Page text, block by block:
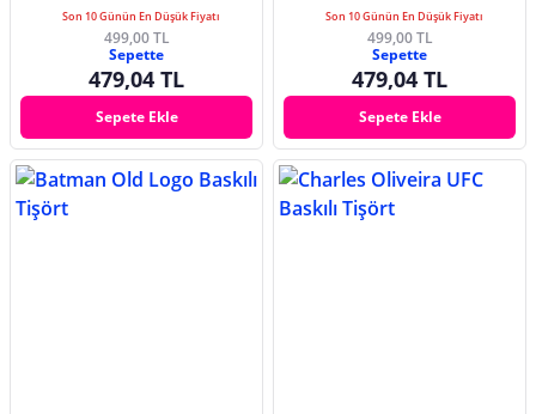
Son 10 Günün En Düşük Fiyatı
499,00 TL
Sepette
479,04 TL
Sepete Ekle
Son 10 Günün En Düşük Fiyatı
499,00 TL
Sepette
479,04 TL
Sepete Ekle